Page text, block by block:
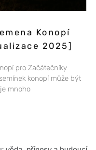
Konopí
2025]
pro Začátečníky
konopí může být
mnoho